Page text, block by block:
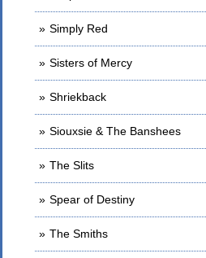
Simply Red
Sisters of Mercy
Shriekback
Siouxsie & The Banshees
The Slits
Spear of Destiny
The Smiths